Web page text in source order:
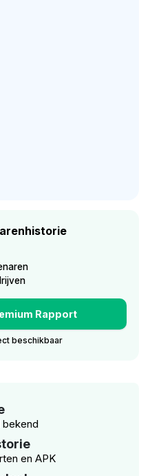
Rapport
beschikbaar
bekend
en APK